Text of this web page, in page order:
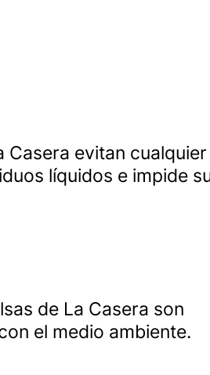
Casera evitan
líquidos e impide
de La Casera son
el medio ambiente.